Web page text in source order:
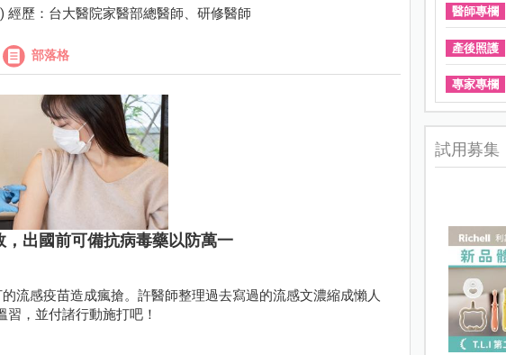
經歷：台大醫院家醫部總醫師、研修醫師
部落格
出國前可備抗病毒藥以防萬一
流感疫苗造成瘋搶。許醫師整理過去寫過的流感文濃縮成懶人
，並付諸行動施打吧！
醫師專欄
產後照護
專家專欄
試用募集